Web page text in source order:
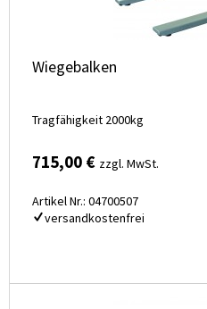
Wiegebalken
Tragfähigkeit 2000kg
715,00 € zzgl. MwSt.
Artikel Nr.: 04700507
versandkostenfrei